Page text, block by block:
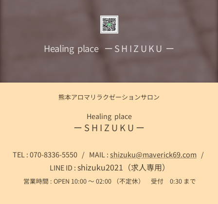
Healing place ー S H I Z U K U ー
熊本アロマリラクゼーションサロン
Healing place
ー S H I Z U K U ー
TEL : 070-8336-5550 / MAIL :shizuku@maverick69.com /
LINE ID :shizuku2021（求人専用）
営業時間 : OPEN 10:00 ～ 02:00 （不定休） 受付 0:30 まで